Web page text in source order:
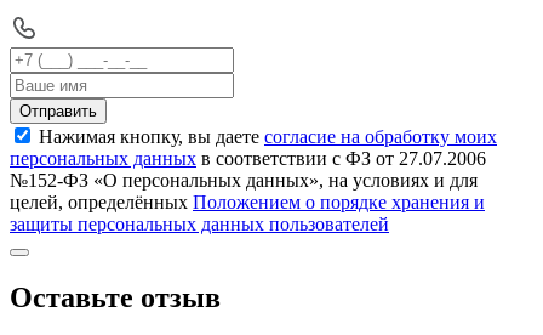
Отправить
Нажимая кнопку, вы даете согласие на обработку моих
персональных данных в соответствии с ФЗ от 27.07.2006
№152-ФЗ «О персональных данных», на условиях и для
целей, определённых Положением о порядке хранения и
защиты персональных данных пользователей
Оставьте отзыв